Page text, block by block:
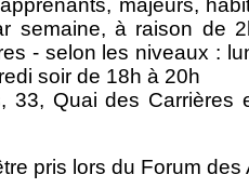
majeurs,
semaine, à raison de
- selon les niveaux :
soir de 18h à 20h
33, Quai des Carrières
pris lors du Forum des